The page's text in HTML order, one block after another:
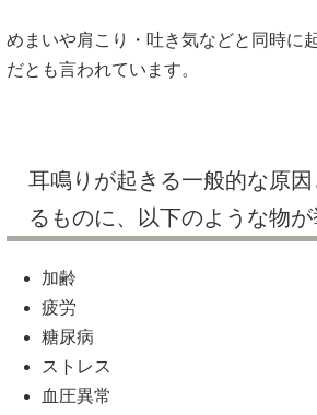
めまいや肩こり・吐き気などと同時に
だとも言われています。
耳鳴りが起きる一般的な原
るものに、以下のような物が
加齢
疲労
糖尿病
ストレス
血圧異常